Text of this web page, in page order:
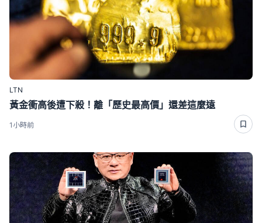
LTN
黃金衝高後遭下殺！離「歷史最高價」還差這麼遠
1小時前